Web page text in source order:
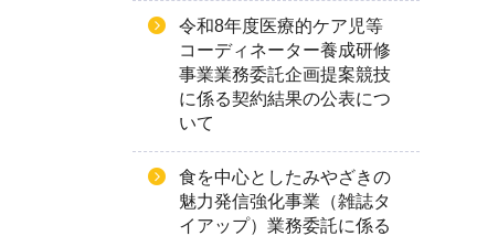
令和8年度医療的ケア児等
コーディネーター養成研修
事業業務委託企画提案競技
に係る契約結果の公表につ
いて
食を中心としたみやざきの
魅力発信強化事業（雑誌タ
イアップ）業務委託に係る